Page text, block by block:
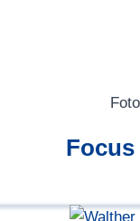
Focus